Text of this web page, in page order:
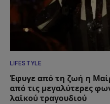
LIFESTYLE
Έφυγε από τη ζωή η
από τις μεγαλύτερες
λαϊκού τραγουδιού